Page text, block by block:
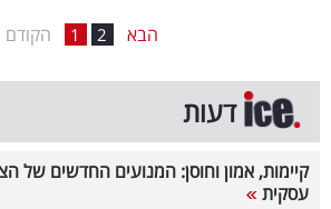
המילון
הכלכלי
פודקאסט
הקודם 1 2 הבא
דעות
קיימות, אמון וחוסן: המנועים החדשים של
עסקית